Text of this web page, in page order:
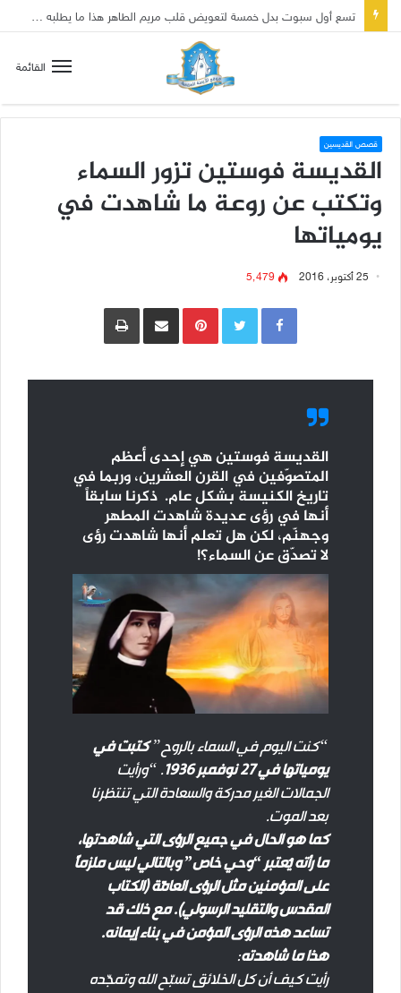
القائمة
قصص القديسين
القديسة فوستين تزور السماء
وتكتب عن روعة ما شاهدت في
يومياتها
25 أكتوبر، 2016 5٬479
Pinterestمشاركة عبر البريد طباعة
القديسة فوستين هي إحدى أعظم
المتصوّفين في القرن العشرين، وربما في
تاريخ الكنيسة بشكل عام. ذكرنا سابقاً
أنها في رؤى عديدة شاهدت المطهر
وجهنّم، لكن هل تعلم أنها شاهدت رؤى
لا تصدّق عن السماء؟!
“كنت اليوم في السماء بالروح”كتبت في
يومياتها في 27 نوفمبر 1936
. “ورأيت
الجمالات الغير مدركة والسعادة التي تنتظرنا
بعد الموت.
كما هو الحال في جميع الرؤى التي شاهدتها،
ما رأته يُعتبر “وحي خاص” وبالتالي ليس ملزماً
على المؤمنين مثل الرؤى العامّة (الكتاب
المقدس والتقليد الرسولي). مع ذلك قد
تساعد هذه الرؤى المؤمن في بناء إيمانه.
هذا ما شاهدته:
رأيت كيف أن كل الخلائق تسبّح الله وتمجّده